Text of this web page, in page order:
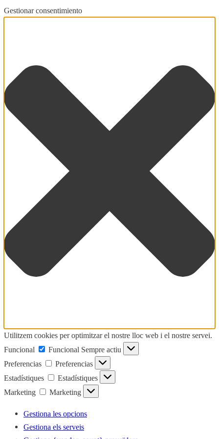
Gestionar consentimiento
Utilitzem cookies per optimitzar el nostre lloc web i el nostre servei.
Funcional
Funcional Sempre actiu
Preferencias
Preferencias
Estadístiques
Estadístiques
Marketing
Marketing
Gestiona les opcions
Gestiona els serveis